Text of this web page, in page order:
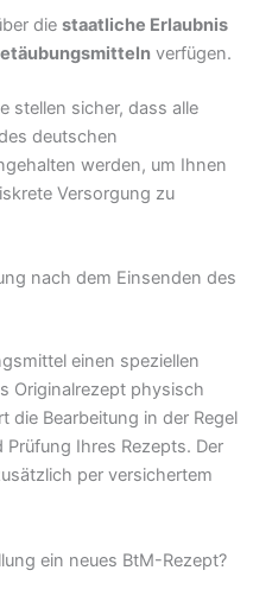
die staatliche Erlaubnis
verfügen.
stellen sicher, dass alle
deutschen
werden, um Ihnen
Versorgung zu
nach dem Einsenden des
einen speziellen
Originalrezept physisch
die Bearbeitung in der Regel
Prüfung Ihres Rezepts. Der
per versichertem
ein neues BtM-Rezept?